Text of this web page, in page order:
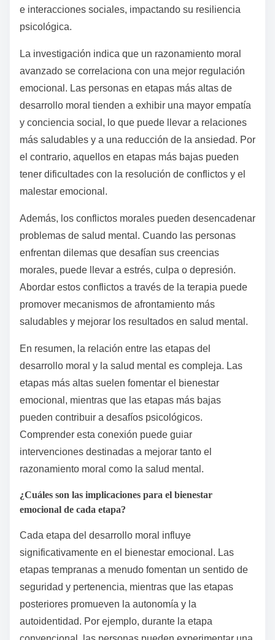
e interacciones sociales, impactando su resiliencia
psicológica.
La investigación indica que un razonamiento moral
avanzado se correlaciona con una mejor regulación
emocional. Las personas en etapas más altas de
desarrollo moral tienden a exhibir una mayor empatía
y conciencia social, lo que puede llevar a relaciones
más saludables y a una reducción de la ansiedad. Por
el contrario, aquellos en etapas más bajas pueden
tener dificultades con la resolución de conflictos y el
malestar emocional.
Además, los conflictos morales pueden desencadenar
problemas de salud mental. Cuando las personas
enfrentan dilemas que desafían sus creencias
morales, puede llevar a estrés, culpa o depresión.
Abordar estos conflictos a través de la terapia puede
promover mecanismos de afrontamiento más
saludables y mejorar los resultados en salud mental.
En resumen, la relación entre las etapas del
desarrollo moral y la salud mental es compleja. Las
etapas más altas suelen fomentar el bienestar
emocional, mientras que las etapas más bajas
pueden contribuir a desafíos psicológicos.
Comprender esta conexión puede guiar
intervenciones destinadas a mejorar tanto el
razonamiento moral como la salud mental.
¿Cuáles son las implicaciones para el bienestar
emocional de cada etapa?
Cada etapa del desarrollo moral influye
significativamente en el bienestar emocional. Las
etapas tempranas a menudo fomentan un sentido de
seguridad y pertenencia, mientras que las etapas
posteriores promueven la autonomía y la
autoidentidad. Por ejemplo, durante la etapa